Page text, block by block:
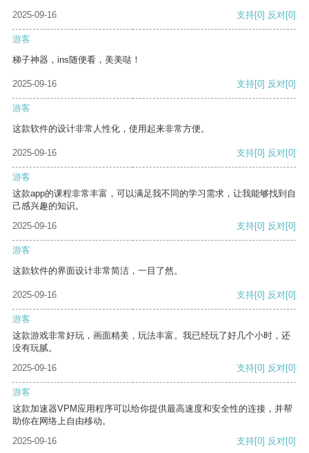
2025-09-16
支持[0] 反对[0]
游客
梯子神器，ins随便看，美美哒！
2025-09-16 支持[0] 反对[0]
游客
这款软件的设计非常人性化，使用起来非常方便。
2025-09-16 支持[0] 反对[0]
游客
这款app的课程非常丰富，可以满足我不同的学习需求，让我能够找到自
己感兴趣的知识。
2025-09-16
支持[0] 反对[0]
游客
这款软件的界面设计非常简洁，一目了然。
2025-09-16 支持[0] 反对[0]
游客
这款游戏非常好玩，画面精美，玩法丰富。我已经玩了好几个小时，还
没有玩腻。
2025-09-16
支持[0] 反对[0]
游客
这款加速器VPM应用程序可以给你提供最高速度和安全性的连接，并帮
助你在网络上自由移动。
2025-09-16
支持[0] 反对[0]